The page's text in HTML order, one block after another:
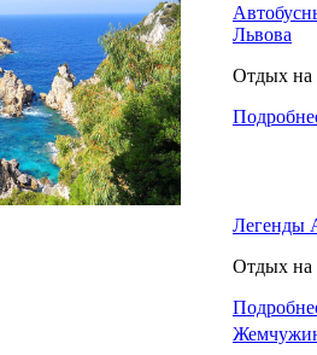
Львова
Отдых на
Легенды
Отдых на